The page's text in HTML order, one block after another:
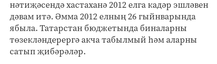
нәтиҗәсендә хастаханә 2012 елга кадәр эшләвен
дәвам итә. Әмма 2012 елның 26 гыйнварында
ябыла. Татарстан бюджетында биналарны
төзекләндерергә акча табылмый һәм аларны
сатып җибәрәләр.